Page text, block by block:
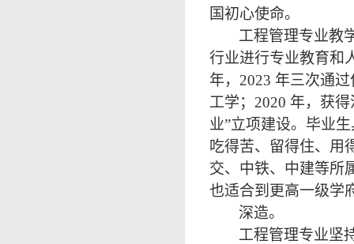
国初心使命。
工程管理专业教
行业进行专业教育和
年，2023 年三次通
工学；2020 年，获
业”立项建设。毕业
吃得苦、留得住、用
交、中铁、中建等所
也适合到更高一级学
深造。
工程管理专业坚